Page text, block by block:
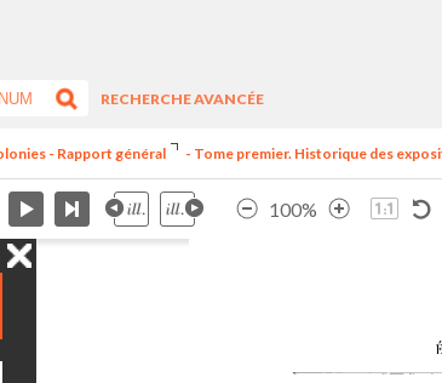
RECHERCHE AVANCÉE
- Rapport général - Tome premier. Historique des
100%